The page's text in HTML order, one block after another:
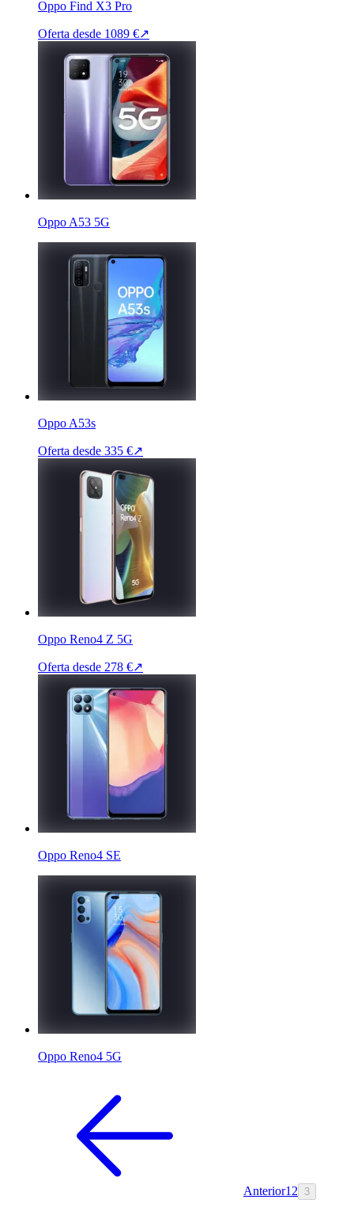
Oppo Find X3 Pro
Oferta desde 1089 €↗
Oppo A53 5G
Oppo A53s
Oferta desde 335 €↗
Oppo Reno4 Z 5G
Oferta desde 278 €↗
Oppo Reno4 SE
Oppo Reno4 5G
Anterior1 2 3